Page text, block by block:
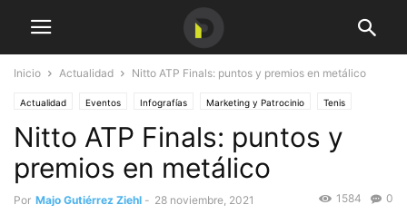
Inicio Actualidad Nitto ATP Finals: puntos y premios en metálico
Actualidad Eventos Infografías Marketing y Patrocinio Tenis
Nitto ATP Finals: puntos y
premios en metálico
Por Majo Gutiérrez Ziehl - 28 noviembre, 2021 0
1584